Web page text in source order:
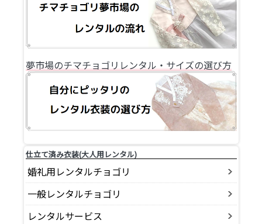
夢市場のチマチョゴリレンタル・サイズの選び方
仕立て済み衣装(大人用レンタル)
婚礼用レンタルチョゴリ
一般レンタルチョゴリ
レンタルサービス